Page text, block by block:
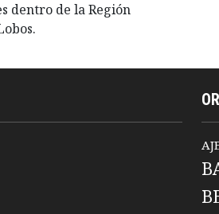
dentro de la Región